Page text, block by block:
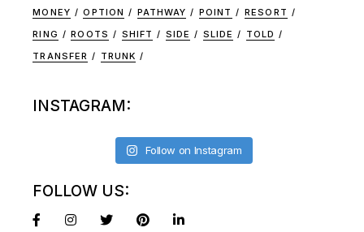
MONEY
OPTION PATHWAY POINT
RESORT
RING
ROOTS SHIFT SIDE SLIDE
TOLD
TRANSFER
TRUNK
INSTAGRAM:
Follow on Instagram
FOLLOW US: